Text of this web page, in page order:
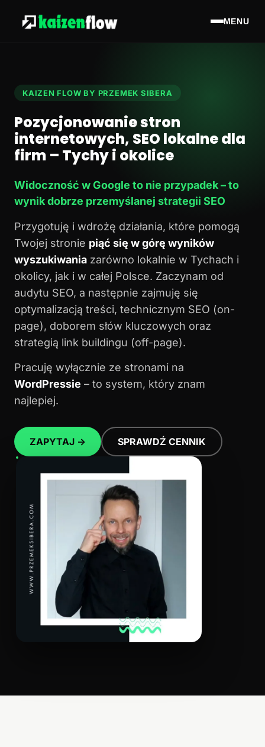
MENU
KAIZEN FLOW BY PRZEMEK SIBERA
Pozycjonowanie stron
internetowych, SEO lokalne dla
firm – Tychy i okolice
Widoczność w Google to nie przypadek – to
wynik dobrze przemyślanej strategii SEO
Przygotuję i wdrożę działania, które pomogą
Twojej stronie piąć się w górę wyników
wyszukiwania zarówno lokalnie w Tychach i
okolicy, jak i w całej Polsce. Zaczynam od
audytu SEO, a następnie zajmuję się
optymalizacją treści, technicznym SEO (on-
page), doborem słów kluczowych oraz
strategią link buildingu (off-page).
Pracuję wyłącznie ze stronami na
WordPressie – to system, który znam
najlepiej.
ZAPYTAJ → SPRAWDŹ CENNIK